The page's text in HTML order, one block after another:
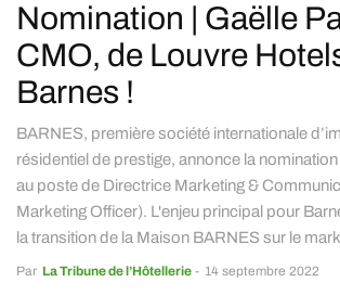
Nomination | Gaëlle
CMO, de Louvre
Barnes !
BARNES, première société internationale
résidentiel de prestige, annonce la
au poste de Directrice Marketing &
Marketing Officer). L'enjeu principal pour
la transition de la Maison BARNES sur le
Par La Tribune de l’Hôtellerie - 14 septembre 2022